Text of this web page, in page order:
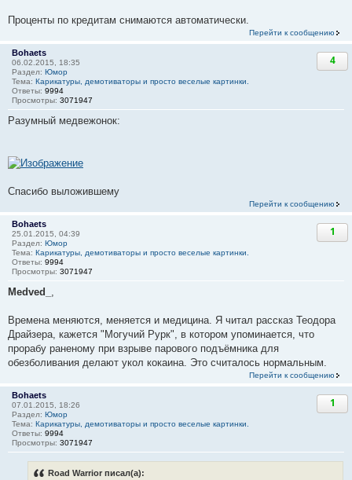
Проценты по кредитам снимаются автоматически.
Перейти к сообщению
Bohaets
06.02.2015, 18:35
Раздел: Юмор
Тема: Карикатуры, демотиваторы и просто веселые картинки.
Ответы: 9994
Просмотры: 3071947
4
Разумный медвежонок:
Спасибо выложившему
Перейти к сообщению
Bohaets
25.01.2015, 04:39
Раздел: Юмор
Тема: Карикатуры, демотиваторы и просто веселые картинки.
Ответы: 9994
Просмотры: 3071947
1
Medved_
Времена меняются, меняется и медицина. Я читал рассказ Теодора
Драйзера, кажется "Могучий Рурк", в котором упоминается, что
прорабу раненому при взрыве парового подъёмника для
обезболивания делают укол кокаина. Это считалось нормальным.
Перейти к сообщению
Bohaets
07.01.2015, 18:26
Раздел: Юмор
Тема: Карикатуры, демотиваторы и просто веселые картинки.
Ответы: 9994
Просмотры: 3071947
1
Road Warrior писал(а):